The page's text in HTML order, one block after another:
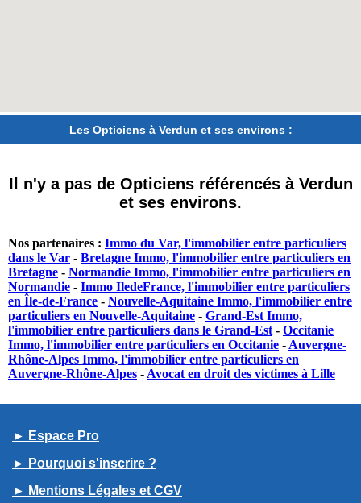
Les Opticiens à Verdun et ses environs :
Il n'y a pas de Opticiens référencés à Verdun
et ses environs.
Nos partenaires : Immo du Var, l'immobilier entre particuliers
dans le Var - Bretagne Immo, l'immobilier entre particuliers en
Bretagne - Normandie Immo, l'immobilier entre particuliers en
Normandie - Immo IledeFrance, l'immobilier entre particuliers
en Île-de-France - Nouvelle-Aquitaine Immo, l'immobilier entre
particuliers en Nouvelle-Aquitaine - Grand-Est Immo,
l'immobilier entre particuliers dans le Grand-Est - Occitanie
Immo, l'immobilier entre particuliers en Occitanie - Auvergne-
Rhône-Alpes Immo, l'immobilier entre particuliers en
Auvergne-Rhône-Alpes - Avocat en droit des victimes à Lille
► Espace Pro
► Pourquoi s'inscrire ?
► Mentions Légales et CGV